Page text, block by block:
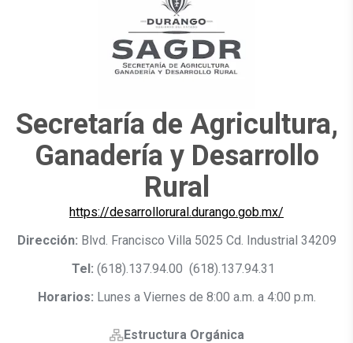
Secretaría de Agricultura,
Ganadería y Desarrollo
Rural
https://desarrollorural.durango.gob.mx/
Dirección: Blvd. Francisco Villa 5025 Cd. Industrial 34209
Tel: (618).137.94.00 (618).137.94.31
Horarios: Lunes a Viernes de 8:00 a.m. a 4:00 p.m.
Estructura Orgánica